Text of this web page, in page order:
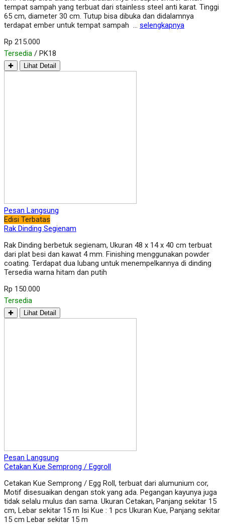
tempat sampah yang terbuat dari stainless steel anti karat. Tinggi
65 cm, diameter 30 cm. Tutup bisa dibuka dan didalamnya
terdapat ember untuk tempat sampah … selengkapnya
Rp 215.000
Tersedia / PK18
✚ Lihat Detail
Pesan Langsung
Edisi Terbatas
Rak Dinding Segienam
Rak Dinding berbetuk segienam, Ukuran 48 x 14 x 40 cm terbuat
dari plat besi dan kawat 4 mm. Finishing menggunakan powder
coating. Terdapat dua lubang untuk menempelkannya di dinding
Tersedia warna hitam dan putih
Rp 150.000
Tersedia
✚ Lihat Detail
Pesan Langsung
Cetakan Kue Semprong / Eggroll
Cetakan Kue Semprong / Egg Roll, terbuat dari alumunium cor,
Motif disesuaikan dengan stok yang ada. Pegangan kayunya juga
tidak selalu mulus dan sama. Ukuran Cetakan, Panjang sekitar 15
cm, Lebar sekitar 15 m Isi Kue : 1 pcs Ukuran Kue, Panjang sekitar
15 cm Lebar sekitar 15 m